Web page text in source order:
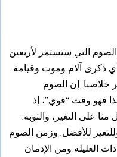
الصوم التي ستستمر لأربعين
أي ذكرى آلام وموت وقيامة
خلاصنا. إن الصوم
فهو وقت “قوي”، إذ
على التغير، والتوبة.
للأفضل. وزمن الصوم
العليلة ومن الإدمان